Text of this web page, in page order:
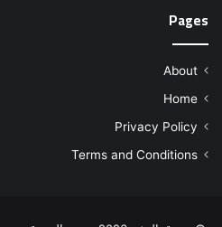
Pages
About
Home
Privacy Policy
Terms and Conditions